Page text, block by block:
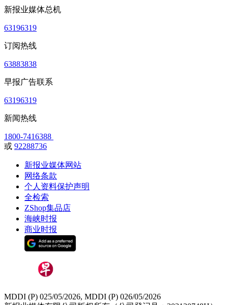
新报业媒体总机
63196319
订阅热线
63883838
早报广告联系
63196319
新闻热线
1800-7416388
或 92288736
新报业媒体网站
网络条款
个人资料保护声明
全检索
ZShop集品店
海峡时报
商业时报
MDDI (P) 025/05/2026, MDDI (P) 026/05/2026